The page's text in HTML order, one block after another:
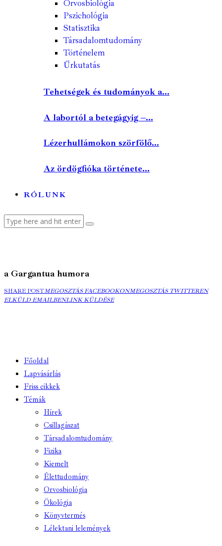
Orvosbiológia
Pszichológia
Statisztika
Társadalomtudomány
Történelem
Űrkutatás
Tehetségek és tudományok a...
A labortól a betegágyig –...
Lézerhullámokon szörfölő...
Az ördögfióka története...
RÓLUNK
a Gargantua humora
SHARE POSTMEGOSZTÁS
FACEBOOKON
MEGOSZTÁS FACEBOOKONMEGOSZTÁS
MEGOSZTÁS TWITTEREN
ELKÜLD EMAILBENCOPY
LINK KÜLDÉSE
Főoldal
Lapvásárlás
Friss cikkek
Témák
Hírek
Csillagászat
Társadalomtudomány
Fizika
Kiemelt
Élettudomány
Orvosbiológia
Ökológia
Könyvtermés
Lélektani lelemények